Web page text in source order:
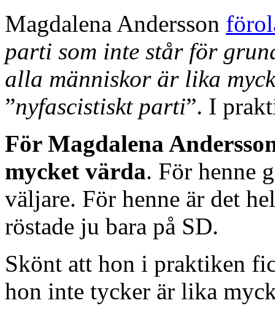
Magdalena Andersson
parti som inte står för
alla människor är lika
”nyfascistiskt parti”. I
För Magdalena
mycket värda. För henne
väljare. För henne är det
röstade ju bara på SD.
Skönt att hon i praktiken
hon inte tycker är lika